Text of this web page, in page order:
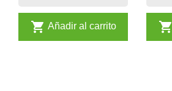
 Añadir al carrito 